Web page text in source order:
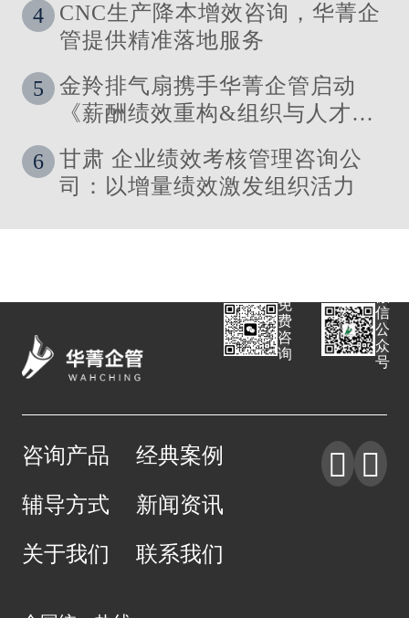
4
CNC生产降本增效咨询，华菁企
管提供精准落地服务
5
金羚排气扇携手华菁企管启动
《薪酬绩效重构&组织与人才发
6
甘肃 企业绩效考核管理咨询公
司：以增量绩效激发组织活力
咨询产品 经典案例
辅导方式 新闻资讯
关于我们 联系我们
 
免
费
咨
询
信
公
众
号